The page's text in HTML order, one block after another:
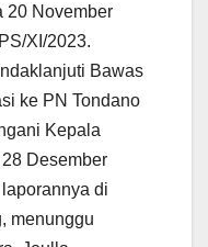
20 November
XI/2023.
Bawas
ke PN Tondano
Kepala
Desember
di
menunggu